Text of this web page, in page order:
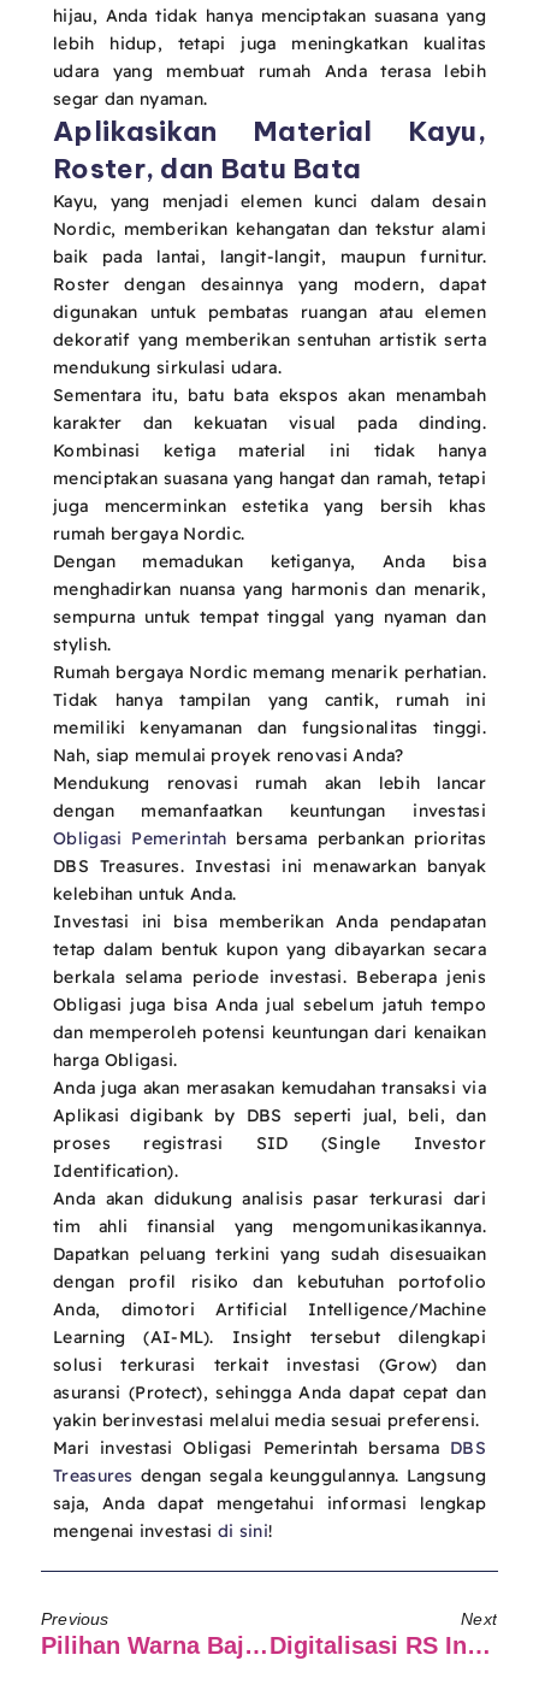
hijau, Anda tidak hanya menciptakan suasana yang
lebih hidup, tetapi juga meningkatkan kualitas
udara yang membuat rumah Anda terasa lebih
segar dan nyaman.
Aplikasikan Material Kayu,
Roster, dan Batu Bata
Kayu, yang menjadi elemen kunci dalam desain
Nordic, memberikan kehangatan dan tekstur alami
baik pada lantai, langit-langit, maupun furnitur.
Roster dengan desainnya yang modern, dapat
digunakan untuk pembatas ruangan atau elemen
dekoratif yang memberikan sentuhan artistik serta
mendukung sirkulasi udara.
Sementara itu, batu bata ekspos akan menambah
karakter dan kekuatan visual pada dinding.
Kombinasi ketiga material ini tidak hanya
menciptakan suasana yang hangat dan ramah, tetapi
juga mencerminkan estetika yang bersih khas
rumah bergaya Nordic.
Dengan memadukan ketiganya, Anda bisa
menghadirkan nuansa yang harmonis dan menarik,
sempurna untuk tempat tinggal yang nyaman dan
stylish.
Rumah bergaya Nordic memang menarik perhatian.
Tidak hanya tampilan yang cantik, rumah ini
memiliki kenyamanan dan fungsionalitas tinggi.
Nah, siap memulai proyek renovasi Anda?
Mendukung renovasi rumah akan lebih lancar
dengan memanfaatkan keuntungan investasi
Obligasi Pemerintah bersama perbankan prioritas
DBS Treasures. Investasi ini menawarkan banyak
kelebihan untuk Anda.
Investasi ini bisa memberikan Anda pendapatan
tetap dalam bentuk kupon yang dibayarkan secara
berkala selama periode investasi. Beberapa jenis
Obligasi juga bisa Anda jual sebelum jatuh tempo
dan memperoleh potensi keuntungan dari kenaikan
harga Obligasi.
Anda juga akan merasakan kemudahan transaksi via
Aplikasi digibank by DBS seperti jual, beli, dan
proses registrasi SID (Single Investor
Identification).
Anda akan didukung analisis pasar terkurasi dari
tim ahli finansial yang mengomunikasikannya.
Dapatkan peluang terkini yang sudah disesuaikan
dengan profil risiko dan kebutuhan portofolio
Anda, dimotori Artificial Intelligence/Machine
Learning (AI-ML). Insight tersebut dilengkapi
solusi terkurasi terkait investasi (Grow) dan
asuransi (Protect), sehingga Anda dapat cepat dan
yakin berinvestasi melalui media sesuai preferensi.
Mari investasi Obligasi Pemerintah bersama DBS
Treasures dengan segala keunggulannya. Langsung
saja, Anda dapat mengetahui informasi lengkap
mengenai investasi di sini!
Previous
Pilihan Warna Baju Blouse Terbaik Bagi Kulit Sawo Matang!
Next
Digitalisasi RS Indonesia Dengan Digital Ecosystem Checkup, Solusi Tren Berobat Ke Luar Negeri